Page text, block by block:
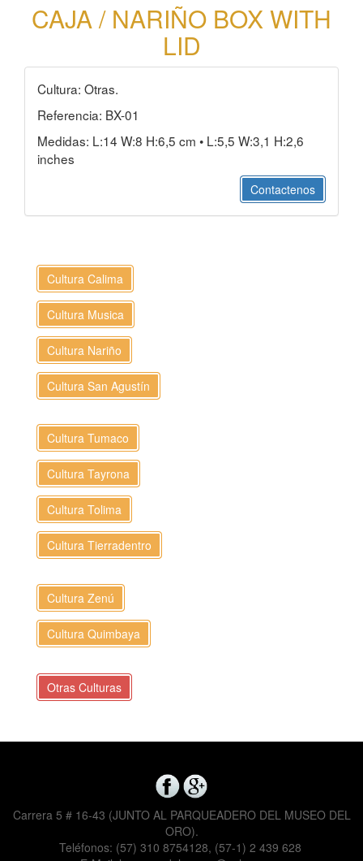
CAJA / NARIÑO BOX WITH
LID
Cultura: Otras.
Referencia: BX-01
Medidas: L:14 W:8 H:6,5 cm • L:5,5 W:3,1 H:2,6
inches
Contactenos
Cultura Calima
Cultura Musica
Cultura Nariño
Cultura San Agustín
Cultura Tumaco
Cultura Tayrona
Cultura Tolima
Cultura Tierradentro
Cultura Zenú
Cultura Quimbaya
Otras Culturas
Carrera 5 # 16-43 (JUNTO AL PARQUEADERO DEL MUSEO DEL
ORO).
Teléfonos: (57) 310 8754128, (57-1) 2 439 628